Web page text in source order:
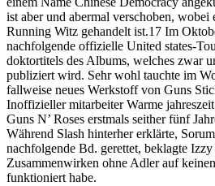
ist aber und abermal verschoben,
Running Witz gehandelt ist.17 Im
nachfolgende offizielle United states-
doktortitels des Albums, welches zwar
publiziert wird. Sehr wohl tauchte im
fallweise neues Werkstoff von Guns
Inoffizieller mitarbeiter Warme
Guns N’ Roses erstmals seither fünf
Während Slash hinterher erklärte,
nachfolgende Bd. gerettet, beklagte
Zusammenwirken ohne Adler auf
funktioniert habe.